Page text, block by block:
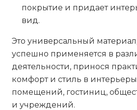
покрытие и придает
вид.
Это универсальный
успешно применяется в
деятельности, принося
комфорт и стиль в
помещений, гостиниц,
и учреждений.